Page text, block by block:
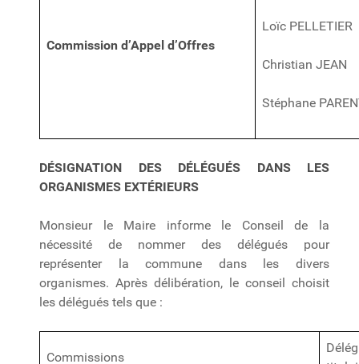
Commission d’Appel d’Offres
Loïc PELLETIER
Christian JEAN
Stéphane
DÉSIGNATION DES DÉLÉGUÉS DANS LES
ORGANISMES EXTÉRIEURS
Monsieur le Maire informe le Conseil de la
nécessité de nommer des délégués pour
représenter la commune dans les divers
organismes. Après délibération, le conseil choisit
les délégués tels que :
Commissions